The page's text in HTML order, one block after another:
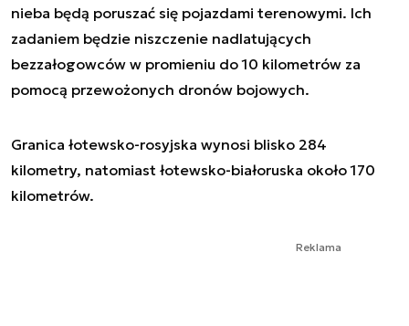
nieba będą poruszać się pojazdami terenowymi. Ich
zadaniem będzie niszczenie nadlatujących
bezzałogowców w promieniu do 10 kilometrów za
pomocą przewożonych dronów bojowych.
Granica łotewsko-rosyjska wynosi blisko 284
kilometry, natomiast łotewsko-białoruska około 170
kilometrów.
Reklama